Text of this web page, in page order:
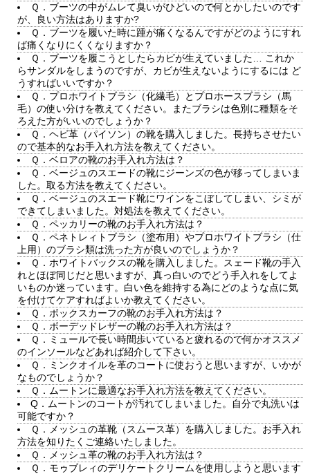
Ｑ．ブーツの中がムレて臭いがひどいので何とかしたいのです
が、良い方法はありますか?
Ｑ．ブーツを履いた時に踵が痛くなるんですがどのようにすれ
ば痛くなりにくくなりますか？
Ｑ．ブーツを履こうとしたらカビが生えていました… これか
らサンダルをしまうのですが、カビが生えないようにするには ど
うすればいいですか？
Ｑ．プロホワイトブラシ（化繊毛）とプロホースブラシ（馬
毛）の使い分けを教えてください。またブラシは色別に種類をそ
ろえた方がいいのでしょうか？
Ｑ．ヘビ革（パイソン）の靴を購入しました。長持ちさせたい
ので基本的なお手入れ方法を教えてください。
Ｑ．ベロアの靴のお手入れ方法は？
Ｑ．ベージュのスエードの靴にジーンズの色が移ってしまいま
した。取る方法を教えてください。
Ｑ．ベージュのスエード靴にワインをこぼしてしまい、シミが
できてしまいました。対処法を教えてください。
Ｑ．ペッカリーの靴のお手入れ方法は？
Ｑ．ペネトレィトブラシ（塗布用）やプロホワイトブラシ（仕
上用）のブラシ類は洗った方が良いのでしょうか？
Ｑ．ホワイトバックスの靴を購入しました。スェード靴の手入
れとほぼ同じだと思いますが、真っ白いのでどう手入れをしてよ
いものか迷っています。白い色を維持する為にどのような点に気
を付けてケアすればよいか教えてください。
Ｑ．ボックスカーフの靴のお手入れ方法は？
Ｑ．ボーデッドレザーの靴のお手入れ方法は？
Ｑ．ミュールで長い時間歩いていると疲れるので何かオススメ
のインソールなどあれば紹介して下さい。
Ｑ．ミンクオイルを革のコートに使おうと思いますが、いかが
なものでしょうか？
Ｑ．ムートンに最適なお手入れ方法を教えてください。
Q．ムートンのコートが汚れてしまいました。自分で丸洗いは
可能ですか？
Ｑ．メッシュの革靴（スムース革）を購入しました。お手入れ
方法を知りたくご連絡いたしました。
Ｑ．メッシュ革の靴のお手入れ方法は？
Ｑ．モゥブレィのデリケートクリームを使用しようと思います